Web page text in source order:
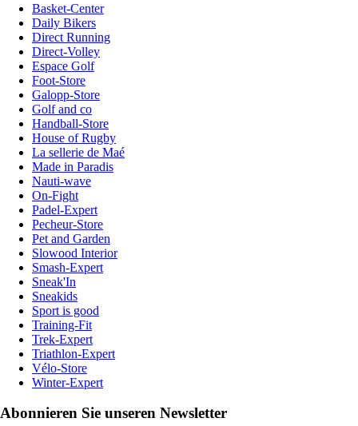
Basket-Center
Daily Bikers
Direct Running
Direct-Volley
Espace Golf
Foot-Store
Galopp-Store
Golf and co
Handball-Store
House of Rugby
La sellerie de Maé
Made in Paradis
Nauti-wave
On-Fight
Padel-Expert
Pecheur-Store
Pet and Garden
Slowood Interior
Smash-Expert
Sneak'In
Sneakids
Sport is good
Training-Fit
Trek-Expert
Triathlon-Expert
Vélo-Store
Winter-Expert
Abonnieren Sie unseren Newsletter